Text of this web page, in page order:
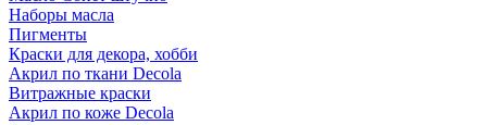
Наборы масла
Пигменты
Краски для декора, хобби
Акрил по ткани Decola
Витражные краски
Акрил по коже Decola